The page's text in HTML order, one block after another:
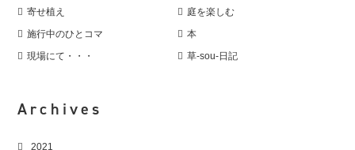
寄せ植え 庭を楽しむ
施行中のひとコマ 本
現場にて・・・ 草-sou-日記
Archives
2021